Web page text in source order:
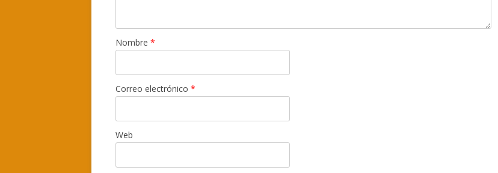
Nombre *
Correo electrónico *
Web